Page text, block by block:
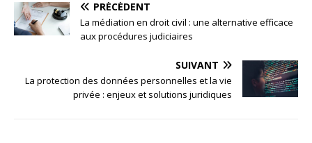
PRÉCÉDENT
La médiation en droit civil : une alternative efficace
aux procédures judiciaires
SUIVANT
La protection des données personnelles et la vie
privée : enjeux et solutions juridiques